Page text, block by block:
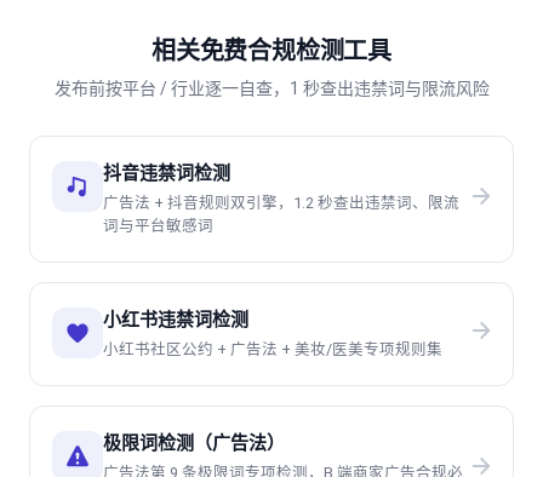
相关免费合规检测工具
发布前按平台 / 行业逐一自查，1 秒查出违禁词与限流风险
抖音违禁词检测
广告法 + 抖音规则双引擎，1.2 秒查出违禁词、限流
词与平台敏感词
小红书违禁词检测
小红书社区公约 + 广告法 + 美妆/医美专项规则集
极限词检测（广告法）
广告法第 9 条极限词专项检测，B 端商家广告合规必